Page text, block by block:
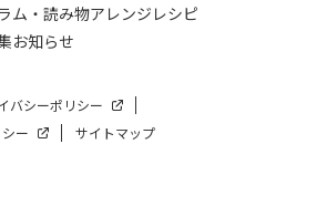
ム・読み物アレンジレシピ
お知らせ
バシーポリシー
ー
サイトマップ